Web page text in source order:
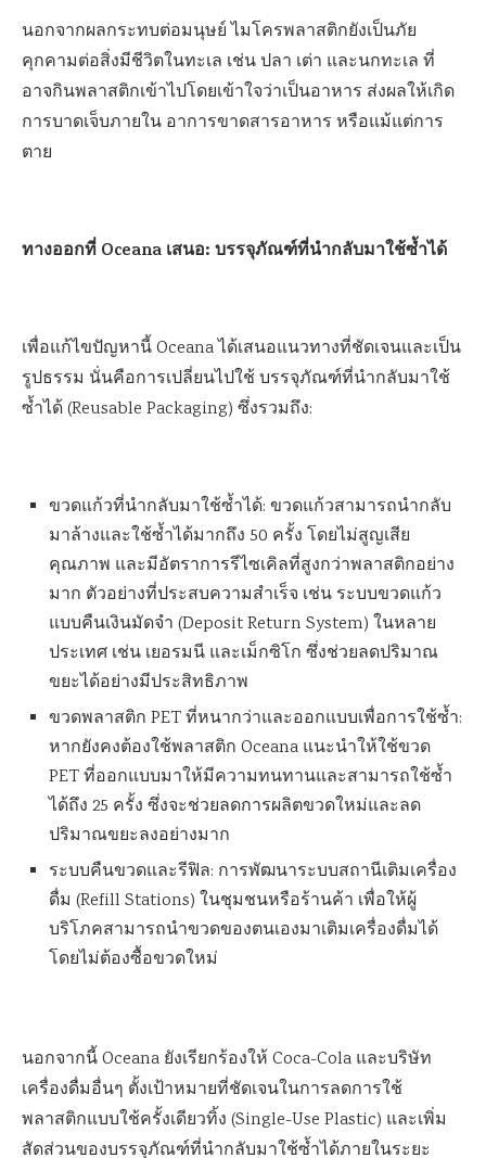
นอกจากผลกระทบต่อมนุษย์ ไมโครพลาสติกยังเป็นภัย
คุกคามต่อสิ่งมีชีวิตในทะเล เช่น ปลา เต่า และนกทะเล ที่
อาจกินพลาสติกเข้าไปโดยเข้าใจว่าเป็นอาหาร ส่งผลให้เกิด
การบาดเจ็บภายใน อาการขาดสารอาหาร หรือแม้แต่การ
ตาย
ทางออกที่ Oceana เสนอ: บรรจุภัณฑ์ที่นำกลับมาใช้ซ้ำได้
เพื่อแก้ไขปัญหานี้ Oceana ได้เสนอแนวทางที่ชัดเจนและเป็น
รูปธรรม นั่นคือการเปลี่ยนไปใช้ บรรจุภัณฑ์ที่นำกลับมาใช้
ซ้ำได้ (Reusable Packaging) ซึ่งรวมถึง:
ขวดแก้วที่นำกลับมาใช้ซ้ำได้: ขวดแก้วสามารถนำกลับ
มาล้างและใช้ซ้ำได้มากถึง 50 ครั้ง โดยไม่สูญเสีย
คุณภาพ และมีอัตราการรีไซเคิลที่สูงกว่าพลาสติกอย่าง
มาก ตัวอย่างที่ประสบความสำเร็จ เช่น ระบบขวดแก้ว
แบบคืนเงินมัดจำ (Deposit Return System) ในหลาย
ประเทศ เช่น เยอรมนี และเม็กซิโก ซึ่งช่วยลดปริมาณ
ขยะได้อย่างมีประสิทธิภาพ
ขวดพลาสติก PET ที่หนากว่าและออกแบบเพื่อการใช้ซ้ำ:
หากยังคงต้องใช้พลาสติก Oceana แนะนำให้ใช้ขวด
PET ที่ออกแบบมาให้มีความทนทานและสามารถใช้ซ้ำ
ได้ถึง 25 ครั้ง ซึ่งจะช่วยลดการผลิตขวดใหม่และลด
ปริมาณขยะลงอย่างมาก
ระบบคืนขวดและรีฟิล: การพัฒนาระบบสถานีเติมเครื่อง
ดื่ม (Refill Stations) ในชุมชนหรือร้านค้า เพื่อให้ผู้
บริโภคสามารถนำขวดของตนเองมาเติมเครื่องดื่มได้
โดยไม่ต้องซื้อขวดใหม่
นอกจากนี้ Oceana ยังเรียกร้องให้ Coca-Cola และบริษัท
เครื่องดื่มอื่นๆ ตั้งเป้าหมายที่ชัดเจนในการลดการใช้
พลาสติกแบบใช้ครั้งเดียวทิ้ง (Single-Use Plastic) และเพิ่ม
สัดส่วนของบรรจุภัณฑ์ที่นำกลับมาใช้ซ้ำได้ภายในระยะ